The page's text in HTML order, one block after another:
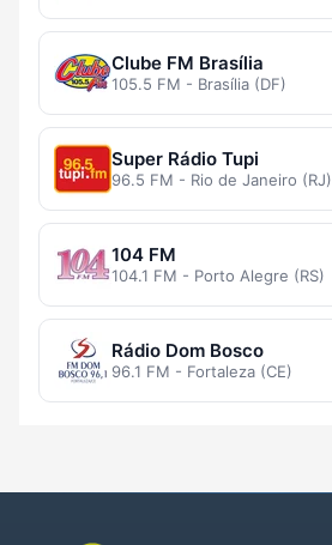
Clube FM Brasília
105.5 FM - Brasília (DF)
Super Rádio Tupi
96.5 FM - Rio de Janeiro (RJ)
104 FM
104.1 FM - Porto Alegre (RS)
Rádio Dom Bosco
96.1 FM - Fortaleza (CE)